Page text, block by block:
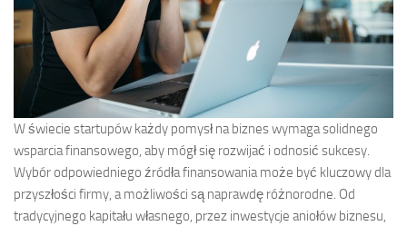
W świecie startupów każdy pomysł na biznes wymaga solidnego
wsparcia finansowego, aby mógł się rozwijać i odnosić sukcesy.
Wybór odpowiedniego źródła finansowania może być kluczowy dla
przyszłości firmy, a możliwości są naprawdę różnorodne. Od
tradycyjnego kapitału własnego, przez inwestycje aniołów biznesu,